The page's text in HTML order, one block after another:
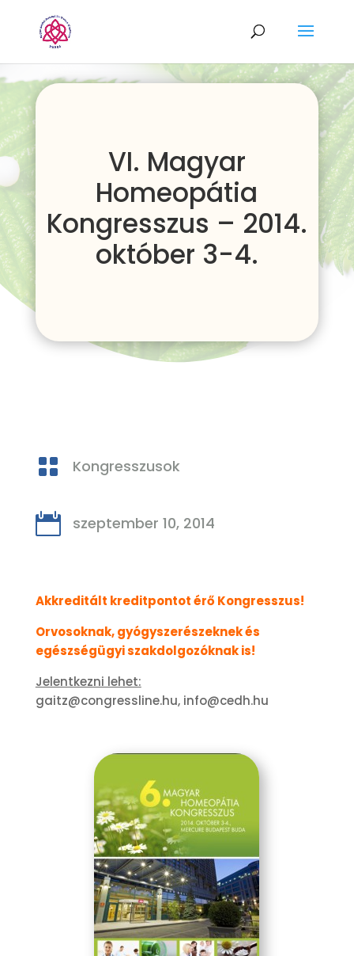
VI. Magyar
Homeopátia
Kongresszus – 2014.
október 3-4.
 Kongresszusok
 szeptember 10, 2014
Akkreditált kreditpontot érő Kongresszus!
Orvosoknak, gyógyszerészeknek és
egészségügyi szakdolgozóknak is!
Jelentkezni lehet:
gaitz@congressline.hu, info@cedh.hu